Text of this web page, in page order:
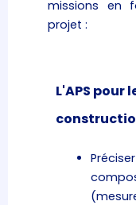
missions en
projet :
L'APS pour